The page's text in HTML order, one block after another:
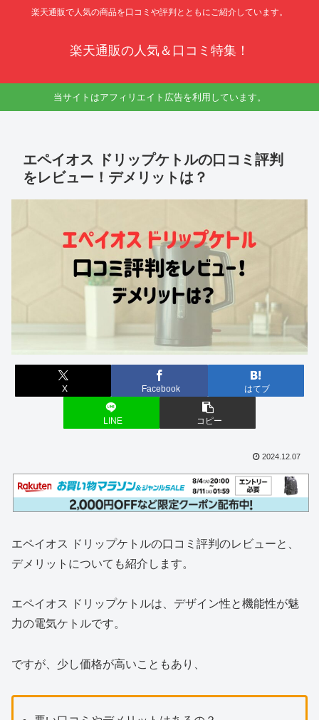
楽天通販で人気の商品を口コミや評判とともにご紹介しています。
楽天通販の人気＆口コミ特集！
当サイトはアフィリエイト広告を利用しています。
エペイオス ドリップケトルの口コミ評判
をレビュー！デメリットは？
X Facebook はてブ
LINE コピー
2024.12.07
エペイオス ドリップケトルの口コミ評判のレビューと、
デメリットについても紹介します。
エペイオス ドリップケトルは、デザイン性と機能性が魅
力の電気ケトルです。
ですが、少し価格が高いこともあり、